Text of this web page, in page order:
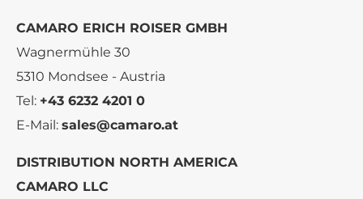
CAMARO ERICH ROISER GMBH
Wagnermühle 30
5310 Mondsee - Austria
Tel: +43 6232 4201 0
E-Mail: sales@camaro.at
DISTRIBUTION NORTH AMERICA
CAMARO LLC